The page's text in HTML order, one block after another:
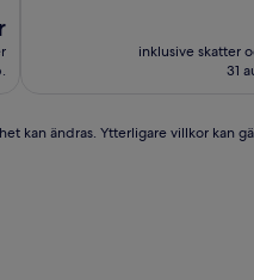
inklusive skatter
31
kan ändras. Ytterligare villkor kan